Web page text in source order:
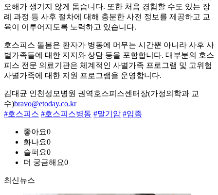
오해가 생기지 않게 돕습니다. 또한 처음 경험할 수도 있는 장
례 과정 등 사후 절차에 대해 충분한 사전 정보를 제공하고 교
육이 이루어지도록 노력하고 있습니다.
호스피스 돌봄은 환자가 병동에 머무는 시간뿐 아니라 사후 사
별가족들에 대한 지지와 상담 등을 포함합니다. 대부분의 호스
피스 전문 의료기관은 체계적인 사별가족 프로그램 및 고위험
사별가족에 대한 지원 프로그램을 운영합니다.
김대균 인천성모병원 권역호스피스센터장(가정의학과 교
수)bravo@etoday.co.kr
#호스피스 #호스피스병동 #말기암 #임종
좋아요0
화나요0
슬퍼요0
더 궁금해요0
최신뉴스